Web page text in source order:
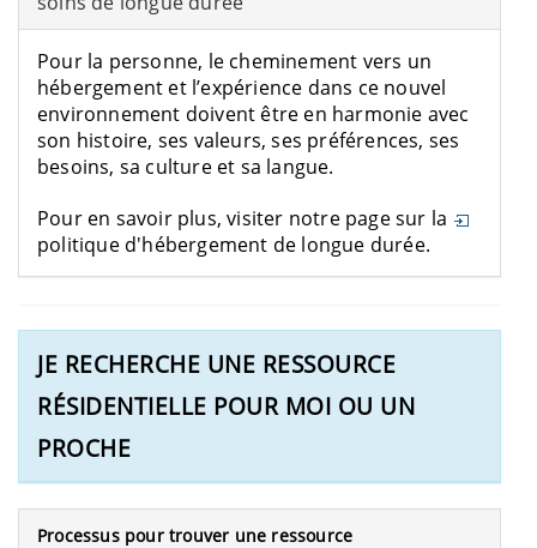
Pour la personne, le cheminement vers un
hébergement et l’expérience dans ce nouvel
environnement doivent être en harmonie avec
son histoire, ses valeurs, ses préférences, ses
besoins, sa culture et sa langue.
Pour en savoir plus,visiter notre page sur la
politique d'hébergement de longue durée.
JE RECHERCHE UNE RESSOURCE
RÉSIDENTIELLE POUR MOI OU UN
PROCHE
Processus pour trouver une ressource